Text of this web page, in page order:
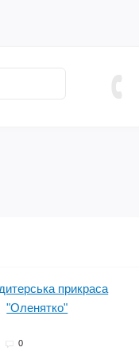
0